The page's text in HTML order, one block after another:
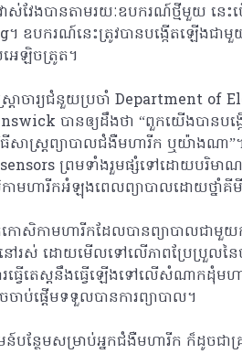
ាស់វែងបានតាមរយៈឧបករណ៍ថ្មីមួយ នេះ
ឧបករណ៍នេះត្រូវបានបង្កើតឡើងជា
អេឡិចត្រូត។
តាចារ្យជំនួយប្រចាំ Department of
បានឲ្យដឹងថា “ពួកយើងបានបង្
ធីសាស្រ្តព្យាបាលជំងឺមហារីក ឬយ៉ាងណា”
ព្រមទាំងរួមផ្សំទៅដោយបរិមា
ាមហារីកអំឡុងពេលព្យាបាលដោយថ្នាំគី
កោសិកាមហារីកដែលបានព្យាបាលជាមួយ
ៅរស់ ដោយមើលទៅលើភាពប្រែប្រួលនៃ
ធ្វើតេស្តនឹងធ្វើឡើងទៅលើសំណាកដុំម
ាប់ផ្ដើមទទួលបានការព្យាបាល។
ន៍បន្ថែមសម្រាប់អ្នកជំងឺមហារីក ក៏ដូចជា